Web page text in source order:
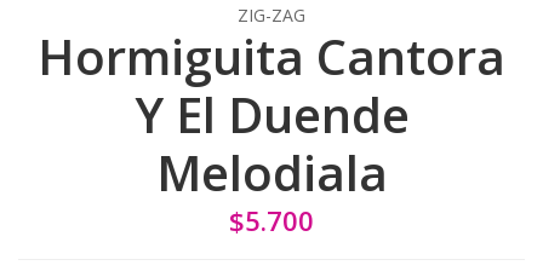
ZIG-ZAG
Hormiguita Cantora
Y El Duende
Melodiala
$5.700